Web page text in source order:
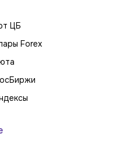
ЦБ
Forex